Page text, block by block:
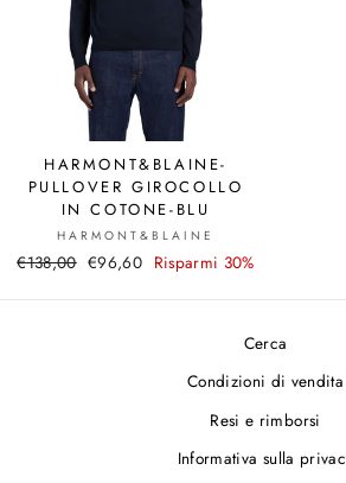
HARMONT&BLAINE-
PULLOVER GIROCOLLO
IN COTONE-BLU
HARMONT&BLAINE
Prezzo
€138,00 Prezzo
€96,60 Risparmi 30%
Cerca
Condizioni di vendita
Resi e rimborsi
Informativa sulla